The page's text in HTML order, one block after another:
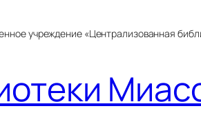
учреждение «Централизованная